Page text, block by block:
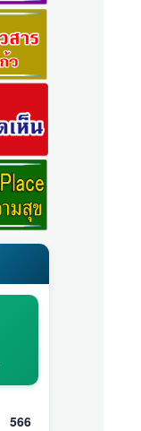
566